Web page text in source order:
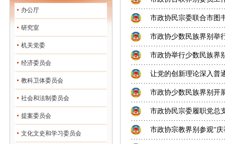
办公厅
研究室
机关党委
经济委员会
教科卫体委员会
社会和法制委员会
提案委员会
文化文史和学习委员会
市政协民宗委联合市图
市政协少数民族界别举
市政协举行少数民族界
让党的创新理论深入普
市政协少数民族界别开
市政协民宗委履职党总
市政协宗教界别参观“